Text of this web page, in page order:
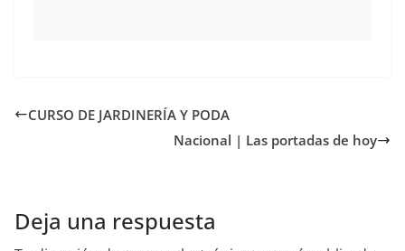
CURSO DE JARDINERÍA Y PODA
Nacional | Las portadas de hoy
Deja una respuesta